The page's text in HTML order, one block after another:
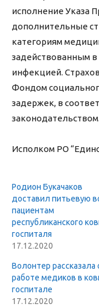
исполнение Указа
дополнительные
категориям
задействованным в
инфекцией.
Фондом
задержек, в
законодательством.
Исполком РО
Родион Букачаков
доставил питьевую
пациентам
республиканского
госпиталя
17.12.2020
Волонтер рассказала
работе медиков в
госпитале
17.12.2020